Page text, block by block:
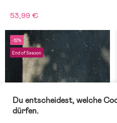
53,99 €
-12%
End of Season
Du entscheidest, welche
dürfen.